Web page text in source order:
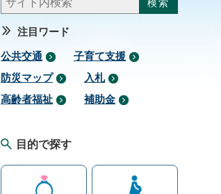
注目ワード
公共交通
子育て支援
防災マップ
入札
高齢者福祉
補助金
目的で探す